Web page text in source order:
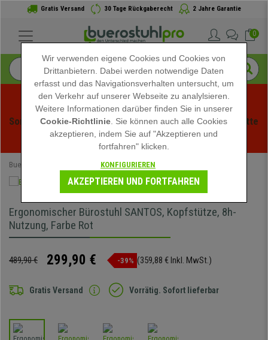
Gratis Versand 30 Tage Rückgaberecht 2 Jahre Garantie
0
Sommerschlussverauf bei buerstuhlpro! Exklusive Rabatte
für kurze Zeit - Aktion ansehen -
Buerostuhlpro Ergonomische Bürostühle
Ergonomischer Bürostuhl SANTOS, Kopfstütze, 8h-
Nutzung, Farbe Rot
489,90 € 299,90 € -39% (359,88 € Inkl. MwSt.)
Gratis Versand Vorrätig. Sofort lieferbar
Wir verwenden eigene Cookies und Cookies von
Drittanbietern. Dabei werden notwendige Daten
erfasst und das Navigationsverhalten untersucht, um
den Verkehr auf unserer Webseite zu analylsieren.
Weitere Informationen darüber finden Sie in unserer
Cookie-Richtlinie . Sie können auch alle Cookies
akzeptieren, indem Sie auf "Akzeptieren und
fortfahren" klicken.
KONFIGURIEREN
AKZEPTIEREN UND FORTFAHREN